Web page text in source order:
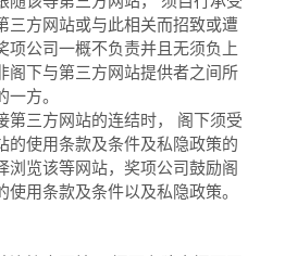
三方网站或与此相关而招致或遭
项公司一概不负责并且无须负上
阁下与第三方网站提供者之间所
一方。
第三方网站的连结时， 阁下须受
的使用条款及条件及私隐政策的
浏览该等网站，奖项公司鼓励阁
使用条款及条件以及私隐政策。